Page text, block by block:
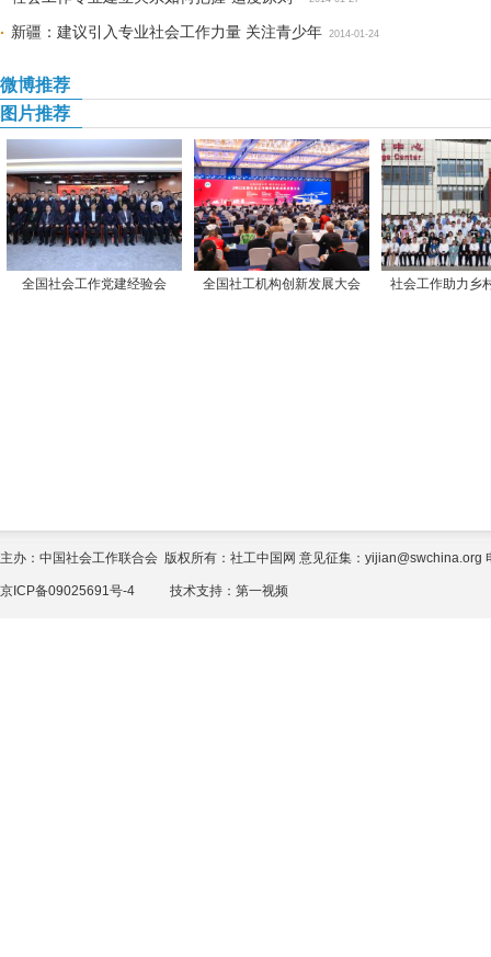
新疆：建议引入专业社会工作力量 关注青少年 2014-01-24
微博推荐
图片推荐
全国社会工作党建经验会 全国社工机构创新发展大会 社会工作助力乡
主办：中国社会工作联合会 版权所有：社工中国网 意见征集：yijian@swchina.org
京ICP备09025691号-4 技术支持： 第一视频